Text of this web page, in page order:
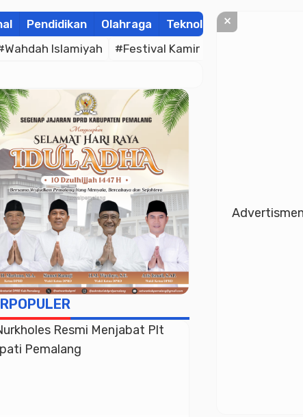
Pendidikan Olahraga Teknologi
Islamiyah #Festival Kamir
×